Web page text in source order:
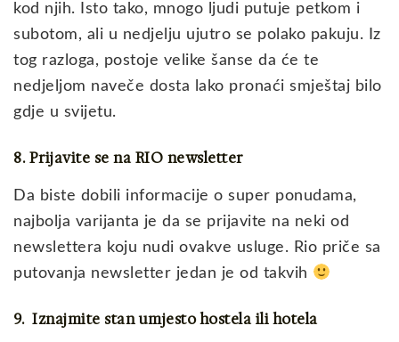
kod njih. Isto tako, mnogo ljudi putuje petkom i
subotom, ali u nedjelju ujutro se polako pakuju. Iz
tog razloga, postoje velike šanse da će te
nedjeljom naveče dosta lako pronaći smještaj bilo
gdje u svijetu.
8. Prijavite se na RIO newsletter
Da biste dobili informacije o super ponudama,
najbolja varijanta je da se prijavite na neki od
newslettera koju nudi ovakve usluge. Rio priče sa
putovanja newsletter jedan je od takvih
9. Iznajmite stan umjesto hostela ili hotela